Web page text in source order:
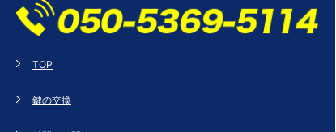
TOP
鍵の交換